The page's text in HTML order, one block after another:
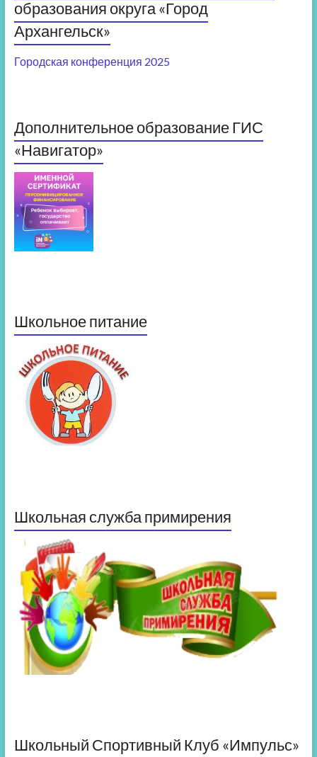
образования округа «Город
Архангельск»
Городская конференция 2025
Дополнительное образование ГИС
«Навигатор»
Школьное питание
Школьная служба примирения
Школьный Спортивный Клуб «Импульс»